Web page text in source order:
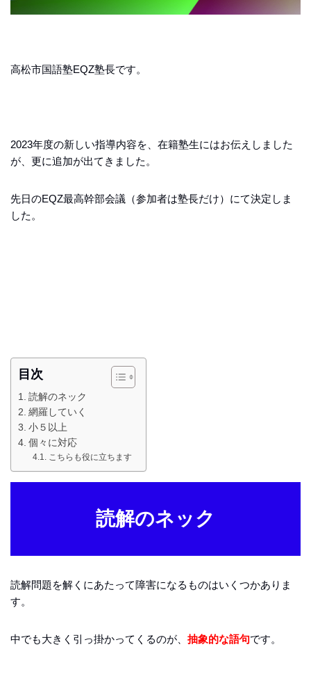
高松市国語塾EQZ塾長です。
2023年度の新しい指導内容を、在籍塾生にはお伝えしました
が、更に追加が出てきました。
先日のEQZ最高幹部会議（参加者は塾長だけ）にて決定しま
した。
目次
読解のネック
網羅していく
小５以上
個々に対応
こちらも役に立ちます
読解のネック
読解問題を解くにあたって障害になるものはいくつかありま
す。
中でも大きく引っ掛かってくるのが、 抽象的な語句です。